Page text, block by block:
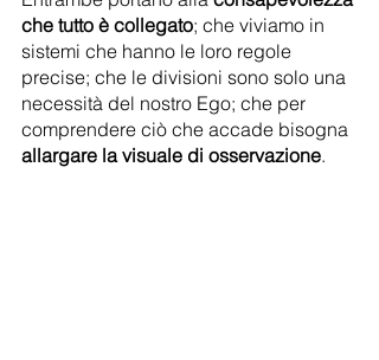
che tutto è collegato; che viviamo in
sistemi che hanno le loro regole
precise; che le divisioni sono solo una
necessità del nostro Ego; che per
comprendere ciò che accade bisogna
allargare la visuale di osservazione.